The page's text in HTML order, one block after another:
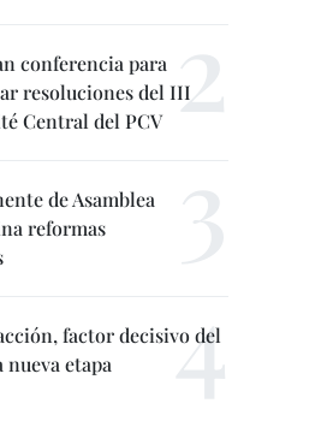
conferencia para
resoluciones del III
Central del PCV
de Asamblea
reformas
factor decisivo del
etapa